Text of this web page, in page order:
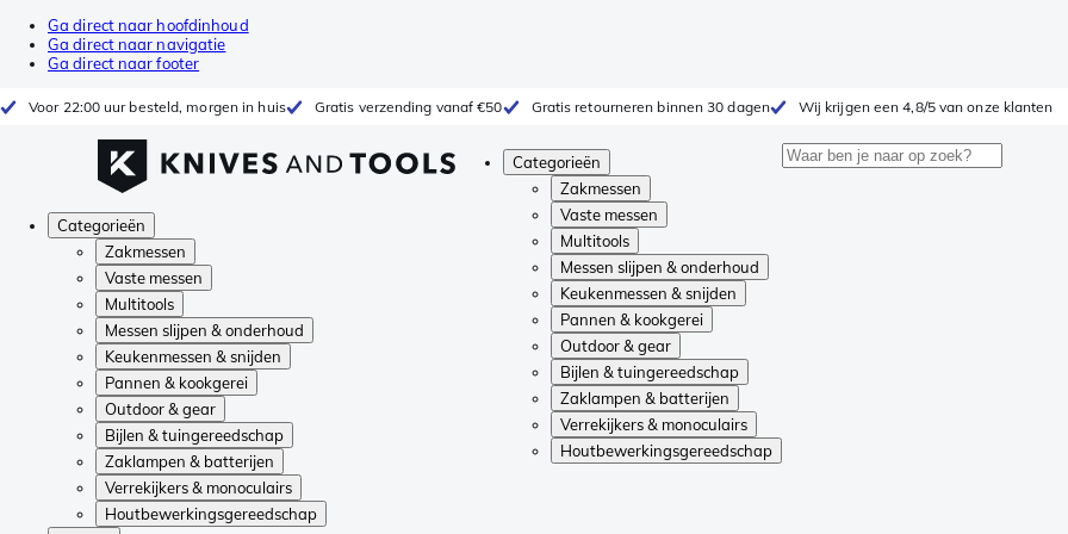
Ga direct naar hoofdinhoud
Ga direct naar navigatie
Ga direct naar footer
Voor 22:00 uur besteld, morgen in huis Gratis verzending vanaf €50 Gratis retourneren binnen 30 dagen Wij krijgen een 4,8/5 van onze klanten
Categorieën
Zakmessen
Vaste messen
Multitools
Messen slijpen & onderhoud
Keukenmessen & snijden
Pannen & kookgerei
Outdoor & gear
Bijlen & tuingereedschap
Zaklampen & batterijen
Verrekijkers & monoculairs
Houtbewerkingsgereedschap
Categorieën
Zakmessen
Vaste messen
Multitools
Messen slijpen & onderhoud
Keukenmessen & snijden
Pannen & kookgerei
Outdoor & gear
Bijlen & tuingereedschap
Zaklampen & batterijen
Verrekijkers & monoculairs
Houtbewerkingsgereedschap